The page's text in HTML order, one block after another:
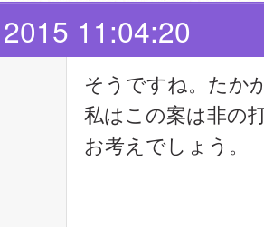
11:04:20
そうですね。たか
私はこの案は非の
お考えでしょう。